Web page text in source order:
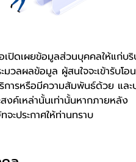
ปิดเผยข้อมูลส่วนบุคคลให้แก่บ
วลผลข้อมูล ผู้สนใจจะเข้ารับโอ
รหรือมีความสัมพันธ์ด้วย และ
สงค์เหล่านั้นเท่านั้นหากภายหลัง
ะประกาศให้ท่านทราบ